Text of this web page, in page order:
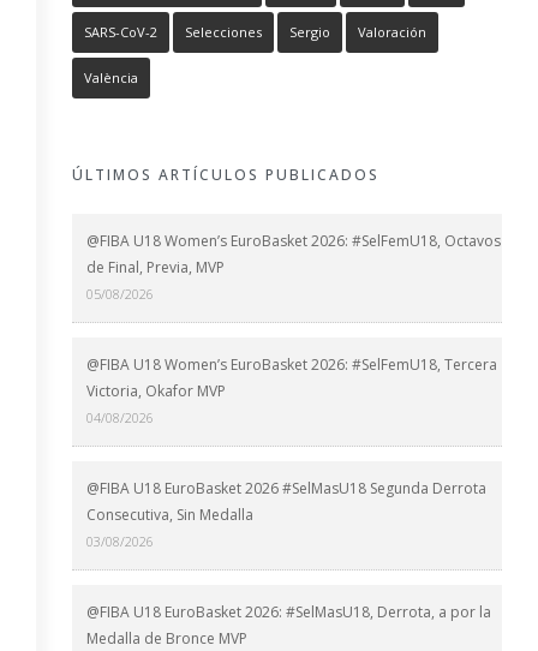
SARS-CoV-2 Selecciones Sergio Valoración
València
ÚLTIMOS ARTÍCULOS PUBLICADOS
@FIBA U18 Women’s EuroBasket 2026: #SelFemU18, Octavos
de Final, Previa, MVP
05/08/2026
@FIBA U18 Women’s EuroBasket 2026: #SelFemU18, Tercera
Victoria, Okafor MVP
04/08/2026
@FIBA U18 EuroBasket 2026 #SelMasU18 Segunda Derrota
Consecutiva, Sin Medalla
03/08/2026
@FIBA U18 EuroBasket 2026: #SelMasU18, Derrota, a por la
Medalla de Bronce MVP